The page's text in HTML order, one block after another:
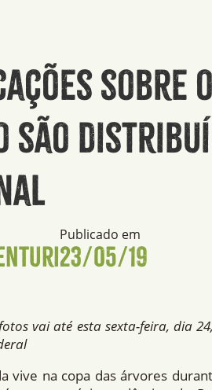
sobre
são
Publicado em
23/05/19
vai até esta sexta-feira, dia
vive na copa das árvores